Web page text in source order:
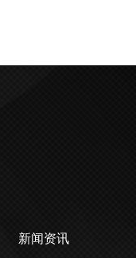
新闻资讯